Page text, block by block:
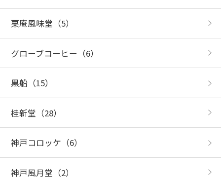
栗庵風味堂 （5）
グローブコーヒー （6）
黒船 （15）
桂新堂 （28）
神戸コロッケ （6）
神戸風月堂 （2）